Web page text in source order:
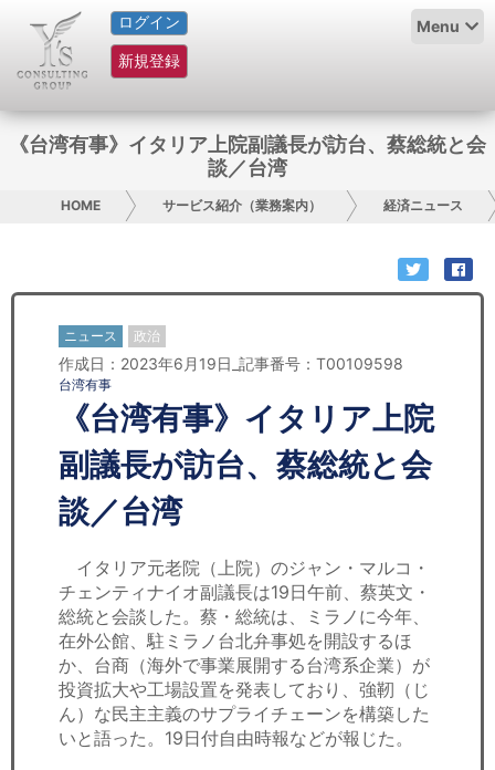
ログイン
新規登録
Menu
HOME
サービス紹介
コラム
お問い合わせ
日本人にPR
コンサルティング
リサーチ
セミナー
労務顧問
ＩＴ
飲食店情報
《台湾有事》イタリア上院副議長が訪台、蔡総統と会
談／台湾
HOME サービス紹介（業務案内） 経済ニュース
ニュース 政治
作成日：2023年6月19日_記事番号：T00109598
台湾有事
《台湾有事》イタリア上院
副議長が訪台、蔡総統と会
談／台湾
イタリア元老院（上院）のジャン・マルコ・
チェンティナイオ副議長は19日午前、蔡英文・
総統と会談した。蔡・総統は、ミラノに今年、
在外公館、駐ミラノ台北弁事処を開設するほ
か、台商（海外で事業展開する台湾系企業）が
投資拡大や工場設置を発表しており、強靭（じ
ん）な民主主義のサプライチェーンを構築した
いと語った。19日付自由時報などが報じた。